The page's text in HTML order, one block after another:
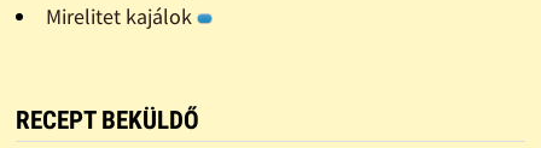
Mirelitet kajálok
RECEPT BEKÜLDŐ